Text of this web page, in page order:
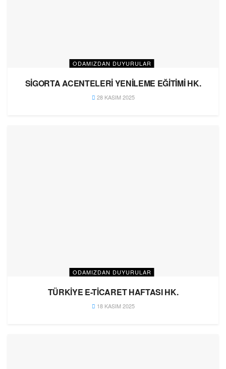
ODAMIZDAN DUYURULAR
SİGORTA ACENTELERİ YENİLEME EĞİTİMİ HK.
28 KASIM 2025
ODAMIZDAN DUYURULAR
TÜRKİYE E-TİCARET HAFTASI HK.
18 KASIM 2025